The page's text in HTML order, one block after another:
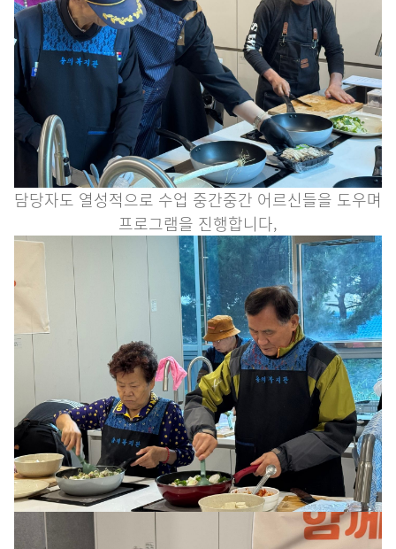
담당자도 열성적으로 수업 중간중간 어르신들을 도우며
프로그램을 진행합니다,